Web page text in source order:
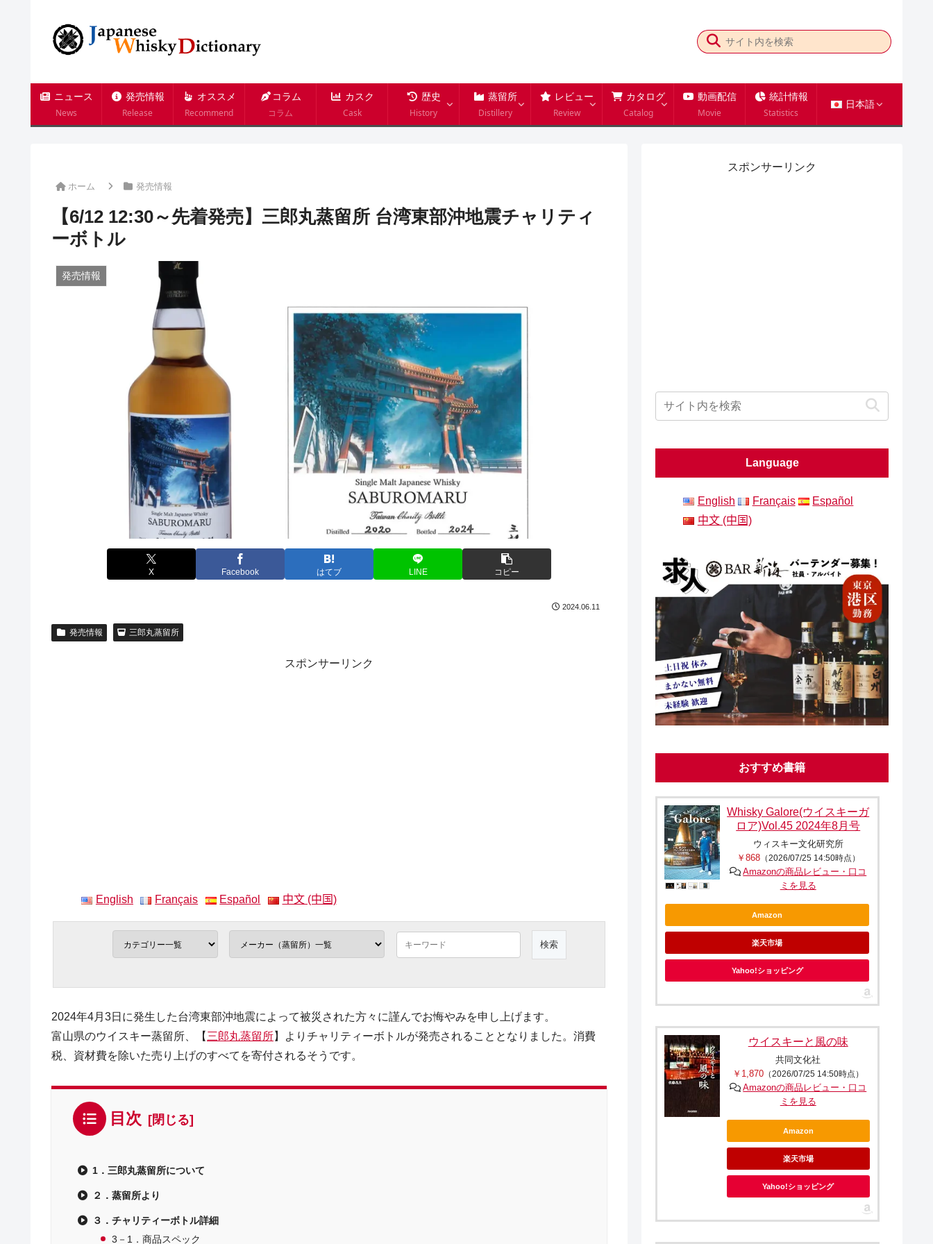
ニュース
News
発売情報
Release
オススメ
Recommend
コラム
コラム
カスク
Cask
歴史
History
蒸留所
Distillery
レビュー
Review
カタログ
Catalog
動画配信
Movie
統計情報
Statistics
日本語
ホーム 発売情報
【6/12 12:30～先着発売】三郎丸蒸留所 台湾東部沖地震チャリティ
ーボトル
発売情報
X Facebook はてブ LINE コピー
2024.06.11
発売情報 三郎丸蒸留所
スポンサーリンク
English Français Español 中文 (中国)
2024年4月3日に発生した台湾東部沖地震によって被災された方々に謹んでお悔やみを申し上げます。
富山県のウイスキー蒸留所、【 三郎丸蒸留所】よりチャリティーボトルが発売されることとなりました。消費
税、資材費を除いた売り上げのすべてを寄付されるそうです。
目次
1．三郎丸蒸留所について
２．蒸留所より
３．チャリティーボトル詳細
3－1．商品スペック
スポンサーリンク
Language
English Français
Español
中文 (中国)
おすすめ書籍
Whisky Galore(ウイスキーガ
ロア)Vol.45 2024年8月号
ウィスキー文化研究所
￥868（2026/07/25 14:50時点）
Amazonの商品レビュー・口コ
ミを見る
Amazon
楽天市場
Yahoo!ショッピング
ウイスキーと風の味
共同文化社
￥1,870 （2026/07/25 14:50時点）
Amazonの商品レビュー・口コ
ミを見る
Amazon
楽天市場
Yahoo!ショッピング